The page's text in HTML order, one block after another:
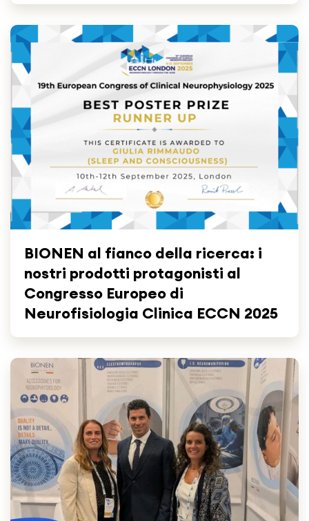
BIONEN al fianco della ricerca: i
nostri prodotti protagonisti al
Congresso Europeo di
Neurofisiologia Clinica ECCN 2025